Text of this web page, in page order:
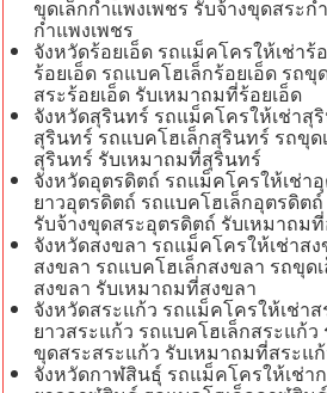
ขุดเล็กกำแพงเพชร รับจ้างขุดสระ
กำแพงเพชร
จังหวัดร้อยเอ็ด รถแม็คโครให้เช่า
ร้อยเอ็ด รถแบคโฮเล็กร้อยเอ็ด รถขุ
สระร้อยเอ็ด รับเหมาถมที่ร้อยเอ็ด
จังหวัดสุรินทร์ รถแม็คโครให้เช่าสุ
สุรินทร์ รถแบคโฮเล็กสุรินทร์ รถขุด
สุรินทร์ รับเหมาถมที่สุรินทร์
จังหวัดอุตรดิตถ์ รถแม็คโครให้เช่า
ยาวอุตรดิตถ์ รถแบคโฮเล็กอุตรดิต
รับจ้างขุดสระอุตรดิตถ์ รับเหมาถม
จังหวัดสงขลา รถแม็คโครให้เช่าส
สงขลา รถแบคโฮเล็กสงขลา รถขุด
สงขลา รับเหมาถมที่สงขลา
จังหวัดสระแก้ว รถแม็คโครให้เช่า
ยาวสระแก้ว รถแบคโฮเล็กสระแก้ว
ขุดสระสระแก้ว รับเหมาถมที่สระแ
จังหวัดกาฬสินธุ์ รถแม็คโครให้เช่